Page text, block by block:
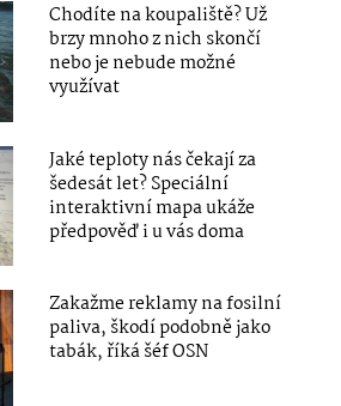
Chodíte na koupaliště? Už
brzy mnoho z nich skončí
nebo je nebude možné
využívat
Jaké teploty nás čekají za
šedesát let? Speciální
interaktivní mapa ukáže
předpověď i u vás doma
Zakažme reklamy na fosilní
paliva, škodí podobně jako
tabák, říká šéf OSN